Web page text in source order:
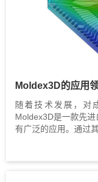
Moldex3D的应用
随着技术发展，对
Moldex3D是一款先
有广泛的应用。通过